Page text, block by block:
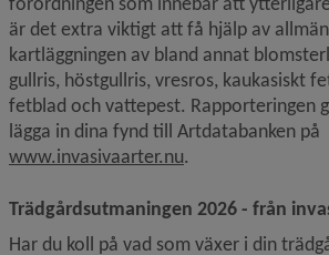
är det extra viktigt att få hjälp av
kartläggningen av bland annat
gullris, höstgullris, vresros, kaukasiskt
fetblad och vattepest. Rapporteringen
lägga in
www.invasivaarter.nuLänk till annan
.
Trädgårdsutmaningen 2026 - från